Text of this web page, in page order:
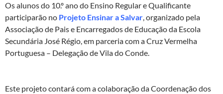
Os alunos do 10.º ano do Ensino Regular e Qualificante
participarão no Projeto Ensinar a Salvar, organizado pela
Associação de Pais e Encarregados de Educação da Escola
Secundária José Régio, em parceria com a Cruz Vermelha
Portuguesa – Delegação de Vila do Conde.
Este projeto contará com a colaboração da Coordenação dos